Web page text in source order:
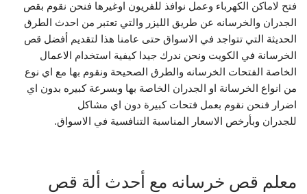
فتح لاماكن الكهرباء وعمل نوافذ للفريون اوغيرها فنحن نقوم بقص
الجدران والخرسانه عن طريق الليزر والتي تعتبر من احدث الطرق
الحديثة التي تتواجد في الاسواق حتى عامنا هذا لتقديم أفضل قص
الخرسانة في الكويت ونحن ندرك جيدا كيفية استخدام الاعمال
الخاصة الفتحات الخرسانه والطرق الصحيحة ونقوم بها مع اي نوع
من انواع الخرسانة او الجدران الخاصة بها وبسرعة كبيره بدون اي
اضرار فنحن نقوم بعمل فتحات كبيرة دون اي مشاكل
للجدران وبأرخص الاسعار المناسبة التنافسية في الاسواق.
معلم قص خرسانه مع أحدث ألة قص